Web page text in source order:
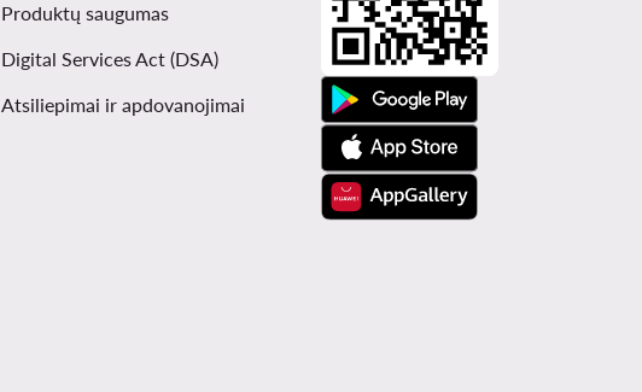
Produktų saugumas
Digital Services Act (DSA)
Atsiliepimai ir apdovanojimai